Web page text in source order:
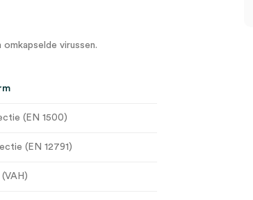
virussen.
(EN 1500)
(EN 12791)